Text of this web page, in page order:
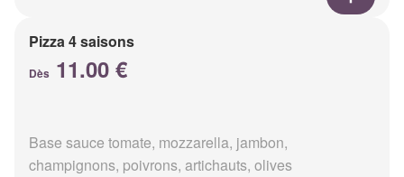
Pizza 4 saisons
Dès 11.00 €
Base sauce tomate, mozzarella, jambon,
champignons, poivrons, artichauts, olives